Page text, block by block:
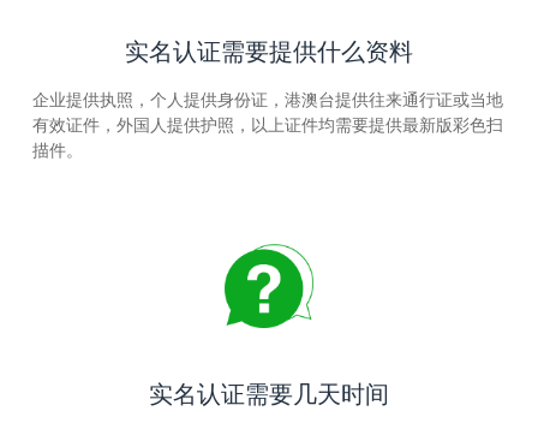
实名认证需要提供什么资料
企业提供执照，个人提供身份证，港澳台提供往来通行证或当地
有效证件，外国人提供护照，以上证件均需要提供最新版彩色扫
描件。
实名认证需要几天时间